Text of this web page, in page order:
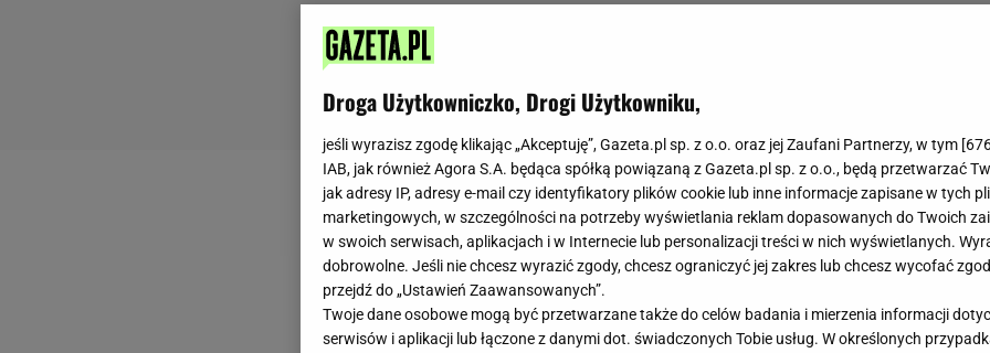
Droga Użytkowniczko, Drogi Użytkowniku,
jeśli wyrazisz zgodę klikając „Akceptuję”, Gazeta.pl sp. z o.o. oraz jej Zaufani Partnerzy, w tym [
IAB, jak również Agora S.A. będąca spółką powiązaną z Gazeta.pl sp. z o.o., będą przetwarzać
jak adresy IP, adresy e-mail czy identyfikatory plików cookie lub inne informacje zapisane w tych
marketingowych, w szczególności na potrzeby wyświetlania reklam dopasowanych do Twoich
w swoich serwisach, aplikacjach i w Internecie lub personalizacji treści w nich wyświetlanych.
dobrowolne. Jeśli nie chcesz wyrazić zgody, chcesz ograniczyć jej zakres lub chcesz wycofać
przejdź do „Ustawień Zaawansowanych”.
Twoje dane osobowe mogą być przetwarzane także do celów badania i mierzenia informacji
serwisów i aplikacji lub łączone z danymi dot. świadczonych Tobie usług. W określonych